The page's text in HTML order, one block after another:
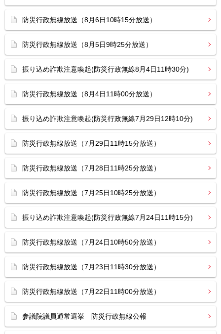
防災行政無線放送（8月6日10時15分放送）
防災行政無線放送（8月5日9時25分放送）
振り込め詐欺注意喚起(防災行政無線8月4日11時30分)
防災行政無線放送（8月4日11時00分放送）
振り込め詐欺注意喚起(防災行政無線7月29日12時10分)
防災行政無線放送（7月29日11時15分放送）
防災行政無線放送（7月28日11時25分放送）
防災行政無線放送（7月25日10時25分放送）
振り込め詐欺注意喚起(防災行政無線7月24日11時15分)
防災行政無線放送（7月24日10時50分放送）
防災行政無線放送（7月23日11時30分放送）
防災行政無線放送（7月22日11時00分放送）
参議院議員通常選挙 防災行政無線公報